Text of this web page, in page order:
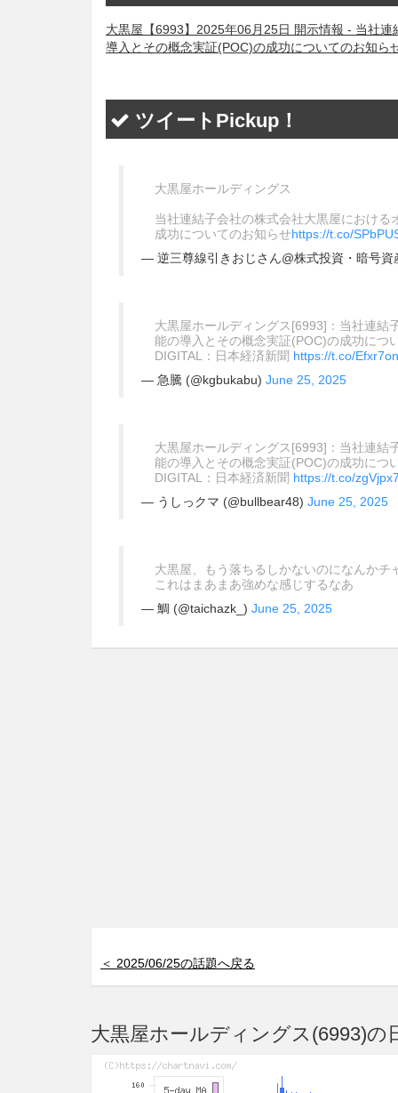
大黒屋【6993】2025年06月25日 開示情報 - 当社
導入とその概念実証(POC)の成功についてのお知ら
ツイートPickup！
大黒屋ホールディングス
当社連結子会社の株式会社大黒屋におけ
成功についてのお知らせhttps://t.co/
— 逆三尊線引きおじさん@株式投資・暗号
大黒屋ホールディングス[6993]：当社連結
能の導入とその概念実証(POC)の成功につ
DIGITAL：日本経済新聞 https://t.co/
— 急騰 (@kgbukabu) June 25, 2025
大黒屋ホールディングス[6993]：当社連結
能の導入とその概念実証(POC)の成功につ
DIGITAL：日本経済新聞 https://t.co/
— うしっクマ (@bullbear48) June 25, 2025
大黒屋、もう落ちるしかないのになんか
これはまあまあ強めな感じするなあ
— 鯛 (@taichazk_) June 25, 2025
＜ 2025/06/25の話題へ戻る
大黒屋ホールディングス(6993)の